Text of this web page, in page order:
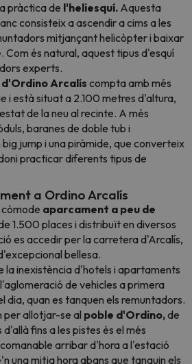
pràctica de l'heliesquí. Aquesta
consisteix a ascendir a cims a les
mitjançant helicòpter i baixar
Com és natural, aquest tipus d'esquí
experts.
d'OrdinoArcalís compta amb més
i està situat a 2.100 metres d'altura,
de la neu al recinte. A més
baranes de doble tub i
big jump i una piràmide, que converteix
practicar diferents tipus de
a Ordino Arcalís
aparcament a peu de
1.500 places i distribuït en diversos
es accedir per la carretera d'Arcalís,
bellesa.
la inexistència d'hotels i apartaments
de vehicles a primera
dia, quan es tanquen els remuntadors.
per allotjar-se al poble d'Ordino,de
fins a les pistes és el més
arribar d'hora a l'estació
una mitja hora abans que tanquin els